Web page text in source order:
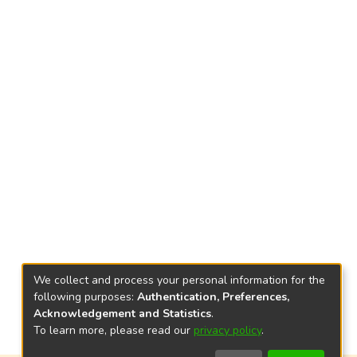
We collect and process your personal information for the
following purposes: Authentication, Preferences,
Acknowledgement and Statistics.
To learn more, please read our privacy policy.